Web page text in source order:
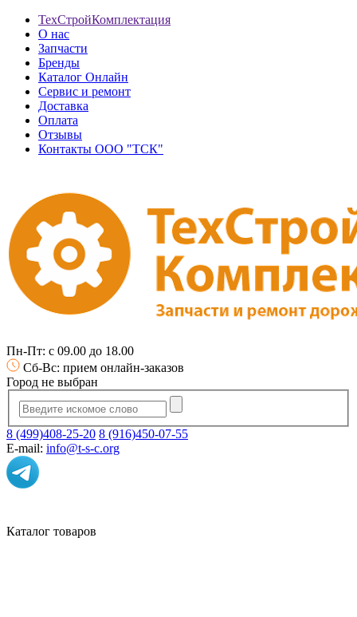
ТехСтройКомплектация
О нас
Запчасти
Бренды
Каталог Онлайн
Сервис и ремонт
Доставка
Оплата
Отзывы
Контакты ООО "ТСК"
Пн-Пт: с 09.00 до 18.00
Сб-Вс: прием онлайн-заказов
Город не выбран
8 (499)408-25-20 8 (916)450-07-55
E-mail: info@t-s-c.org
Каталог товаров